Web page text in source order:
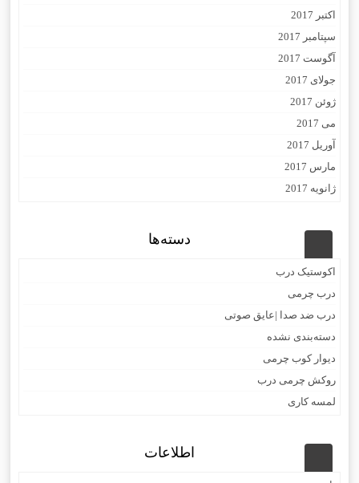
اکتبر 2017
سپتامبر 2017
آگوست 2017
جولای 2017
ژوئن 2017
می 2017
آوریل 2017
مارس 2017
ژانویه 2017
دسته‌ها
اکوستیک درب
درب چرمی
درب ضد صدا |عایق صوتی
دسته‌بندی نشده
دیوار کوب چرمی
روکش چرمی درب
لمسه کاری
اطلاعات